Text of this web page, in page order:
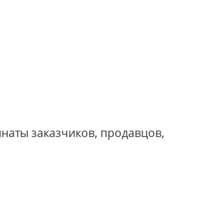
заказчиков, продавцов,